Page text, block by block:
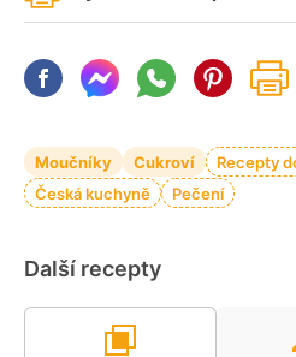
Moučníky Cukroví
Recepty
Česká kuchyně
Pečení
Další recepty